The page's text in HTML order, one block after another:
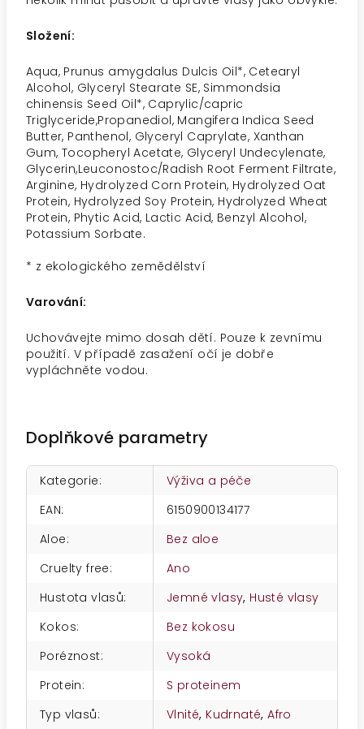
Složení:
Aqua, Prunus amygdalus Dulcis Oil*, Cetearyl
Alcohol, Glyceryl Stearate SE, Simmondsia
chinensis Seed Oil*, Caprylic/capric
Triglyceride,Propanediol, Mangifera Indica Seed
Butter, Panthenol, Glyceryl Caprylate, Xanthan
Gum, Tocopheryl Acetate, Glyceryl Undecylenate,
Glycerin,Leuconostoc/Radish Root Ferment Filtrate,
Arginine, Hydrolyzed Corn Protein, Hydrolyzed Oat
Protein, Hydrolyzed Soy Protein, Hydrolyzed Wheat
Protein, Phytic Acid, Lactic Acid, Benzyl Alcohol,
Potassium Sorbate.
* z ekologického zemědělství
Varování:
Uchovávejte mimo dosah dětí. Pouze k zevnímu
použití. V případě zasažení očí je dobře
vypláchněte vodou.
Doplňkové parametry
Kategorie:
Výživa a péče
EAN:
6150900134177
Aloe:
Bez aloe
Cruelty free:
Ano
Hustota vlasů: Jemné vlasy, Husté vlasy
Kokos:
Bez kokosu
Poréznost:
Vysoká
Protein:
S proteinem
Typ vlasů: Vlnité, Kudrnaté,Afro